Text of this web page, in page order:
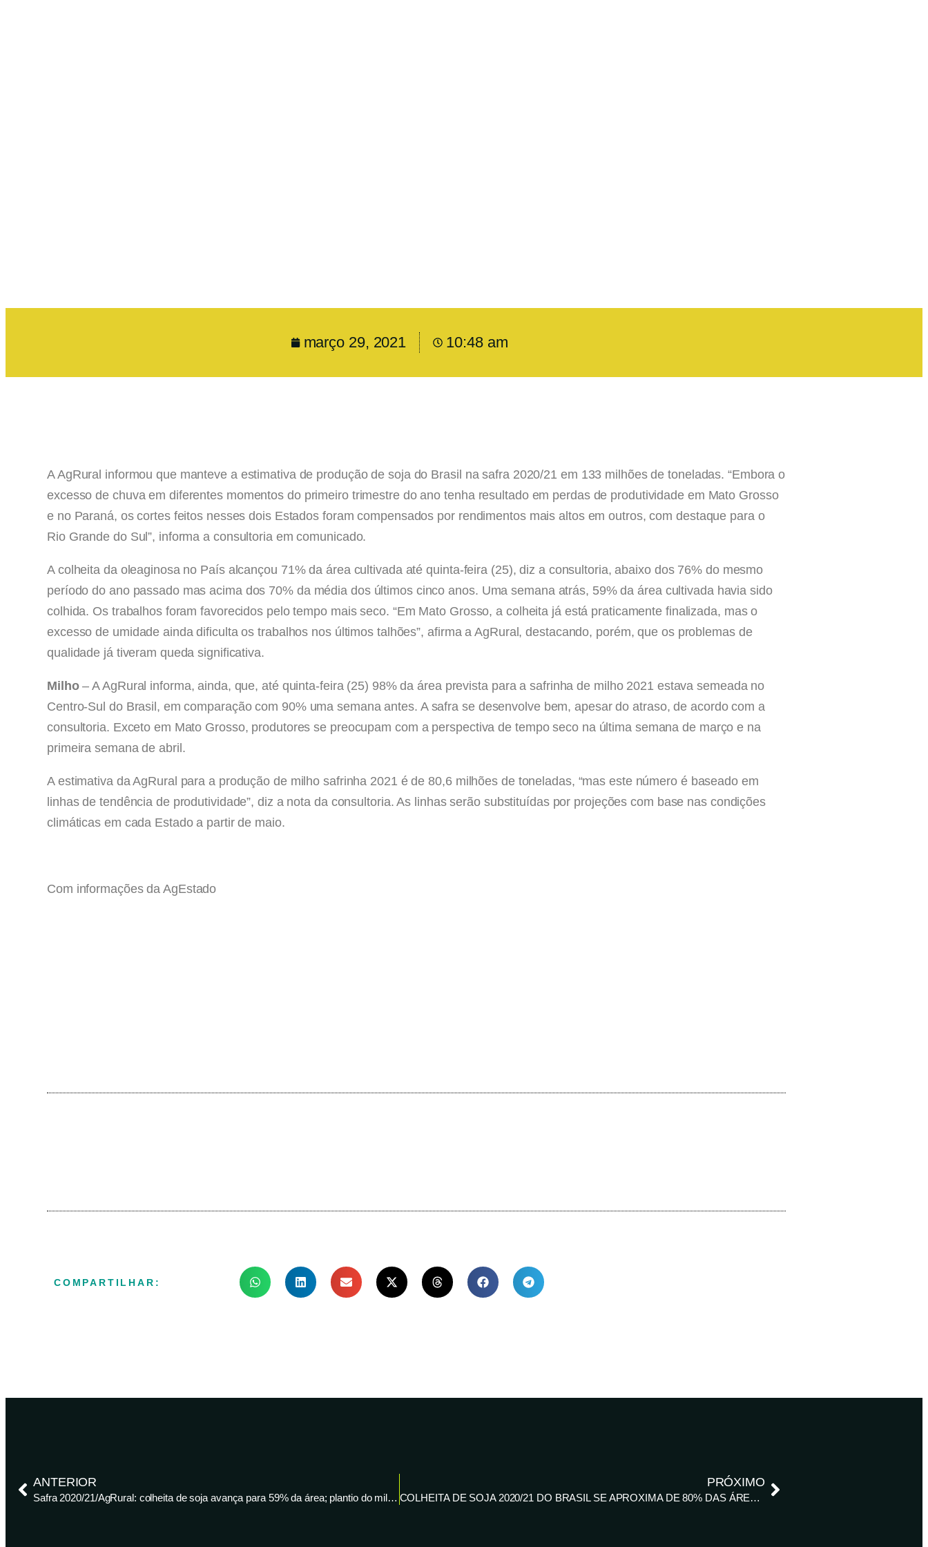
março 29, 2021 10:48 am
A AgRural informou que manteve a estimativa de produção de soja do Brasil na safra 2020/21 em 133 milhões de toneladas. “Embora o
excesso de chuva em diferentes momentos do primeiro trimestre do ano tenha resultado em perdas de produtividade em Mato Grosso
e no Paraná, os cortes feitos nesses dois Estados foram compensados por rendimentos mais altos em outros, com destaque para o
Rio Grande do Sul”, informa a consultoria em comunicado.
A colheita da oleaginosa no País alcançou 71% da área cultivada até quinta-feira (25), diz a consultoria, abaixo dos 76% do mesmo
período do ano passado mas acima dos 70% da média dos últimos cinco anos. Uma semana atrás, 59% da área cultivada havia sido
colhida. Os trabalhos foram favorecidos pelo tempo mais seco. “Em Mato Grosso, a colheita já está praticamente finalizada, mas o
excesso de umidade ainda dificulta os trabalhos nos últimos talhões”, afirma a AgRural, destacando, porém, que os problemas de
qualidade já tiveram queda significativa.
Milho– A AgRural informa, ainda, que, até quinta-feira (25) 98% da área prevista para a safrinha de milho 2021 estava semeada no
Centro-Sul do Brasil, em comparação com 90% uma semana antes. A safra se desenvolve bem, apesar do atraso, de acordo com a
consultoria. Exceto em Mato Grosso, produtores se preocupam com a perspectiva de tempo seco na última semana de março e na
primeira semana de abril.
A estimativa da AgRural para a produção de milho safrinha 2021 é de 80,6 milhões de toneladas, “mas este número é baseado em
linhas de tendência de produtividade”, diz a nota da consultoria. As linhas serão substituídas por projeções com base nas condições
climáticas em cada Estado a partir de maio.
Com informações da AgEstado
COMPARTILHAR:
ANTERIOR
Safra 2020/21/AgRural: colheita de soja avança para 59% da área; plantio do milho safrinha alcança 90% – AgEstado
PRÓXIMO
COLHEITA DE SOJA 2020/21 DO BRASIL SE APROXIMA DE 80% DAS ÁREAS, DIZ AGRURAL